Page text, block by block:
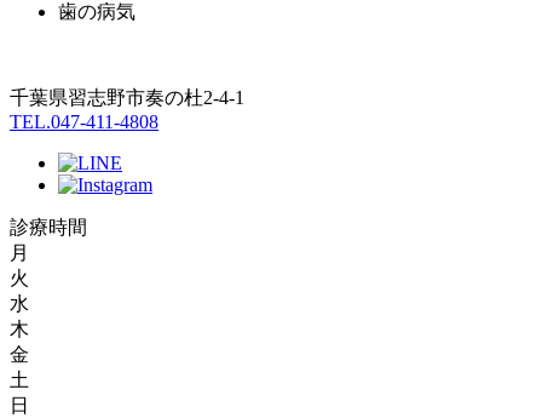
歯の病気
千葉県習志野市奏の杜2-4-1
TEL.047-411-4808
診療時間
月
火
水
木
金
土
日